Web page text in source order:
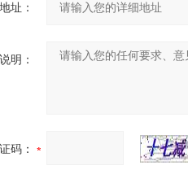
址：
明：
码：